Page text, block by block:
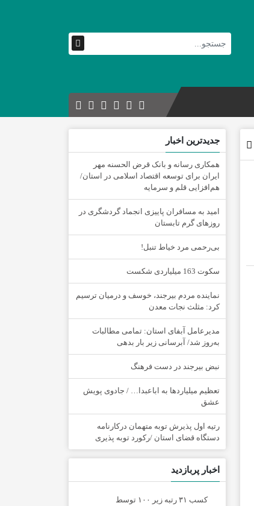
جدیدترین اخبار
همکاری رسانه و بانک قرض الحسنه مهر
ایران برای توسعه اقتصاد اسلامی در استان/
هم‌افزایی قلم و سرمایه
امید به مسافران پاییزی انجماد گردشگری در
روزهای گرم تابستان
‌بی‌رحمی مرد خیاط تنبل!
سکوت 163 میلیاردی شکست
نماینده مردم بیرجند، خوسف و درمیان ترسیم
کرد: مثلث نجات معدن
مدیرعامل آبفای استان: تمامی مطالبات
به‌روز شد/ آبرسانی زیر بار بدهی
نبض بیرجند در دست فرهنگ
تعظیم میلیاردها به اباعبدا… / جادوی پویش
عشق
رتیه اول پذیرش توبه متهمان درکارنامه
دستگاه قضای استان /رکورد توبه پذیری
اخبار پربازدید
کسب ۳۱ رتبه زیر ۱۰۰ توسط